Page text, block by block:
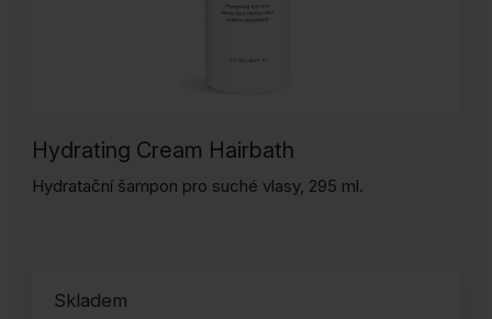
Hydrating Cream Hairbath
Hydratační šampon pro suché vlasy, 295 ml.
Skladem